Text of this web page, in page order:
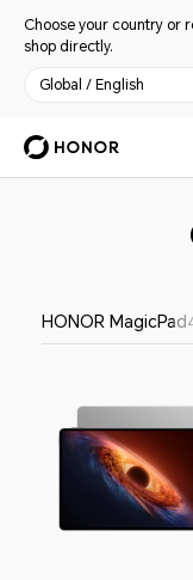
Choose your country or
shop directly.
Global / English
HONOR